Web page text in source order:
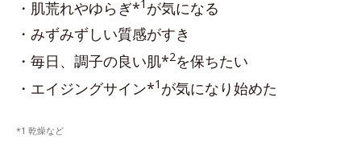
・肌荒れやゆらぎ*1 が気になる
・みずみずしい質感がすき
・毎日、調子の良い肌*2を保ちたい
・エイジングサイン*1 が気になり始めた
*1 乾燥など